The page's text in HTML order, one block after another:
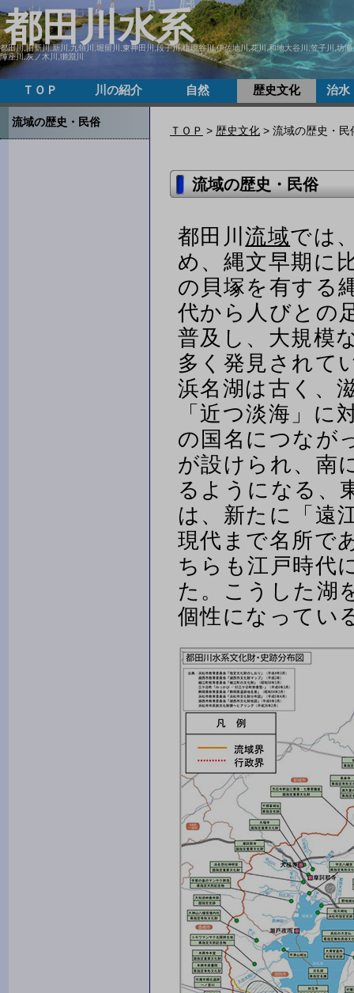
都田川水系
都田川,旧新川,新川,九領川,堀留川,東神田川,段子川,権現谷川,伊佐地川,花川,和地大谷川,笠子川,
陣座川,灰ノ木川,獺淵川
ＴＯＰ 川の紹介 自然 歴史文化 治水
ＴＯＰ > 歴史文化 > 流域の歴史・民
流域の歴史・民俗
都田川流域では
め、縄文早期に
の貝塚を有する
代から人びとの
普及し、大規模
多く発見されて
浜名湖は古く、
「近つ淡海」に
の国名につなが
が設けられ、南
るようになる、
は、新たに「遠
現代まで名所で
ちらも江戸時代
た。こうした湖
個性になってい
流域の歴史・民俗